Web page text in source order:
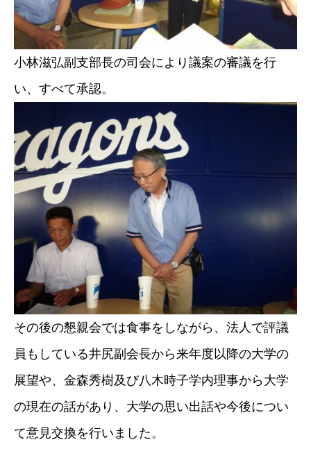
小林滋弘副支部長の司会により議案の審議を行
い、すべて承認。
その後の懇親会では食事をしながら、法人で評議
員もしている井尻副会長から来年度以降の大学の
展望や、金森秀樹及び八木時子学内理事から大学
の現在の話があり、大学の思い出話や今後につい
て意見交換を行いました。